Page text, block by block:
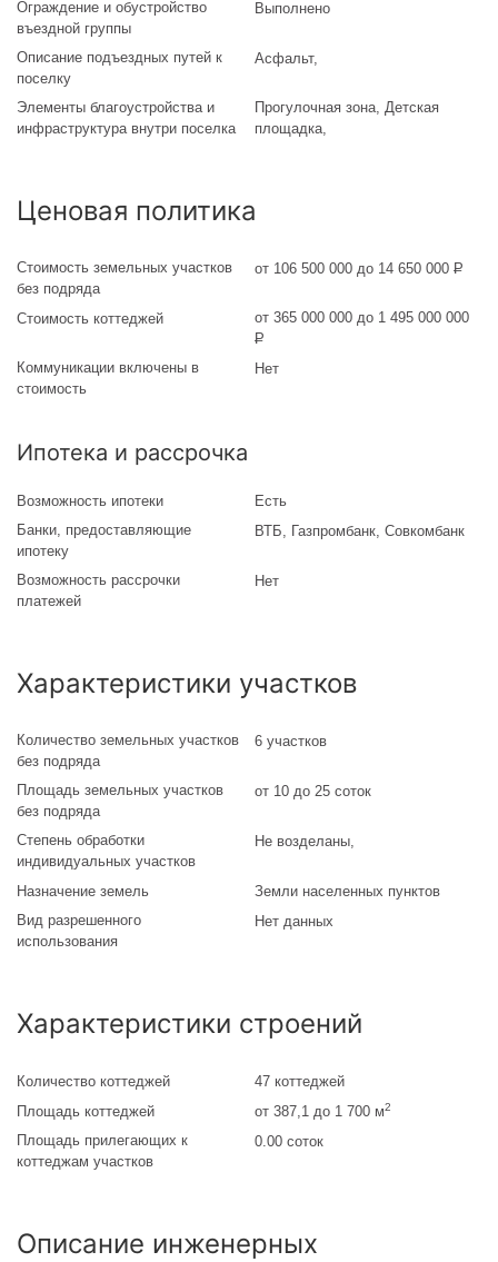
Ограждение и обустройство
въездной группы
Выполнено
Описание подъездных путей к
поселку
Асфальт,
Элементы благоустройства и
инфраструктура внутри поселка
Прогулочная зона, Детская
площадка,
Ценовая политика
Стоимость земельных участков
без подряда
от 106 500 000 до 14 650 000Р
Стоимость коттеджей
от 365 000 000 до 1 495 000 000
Р
Коммуникации включены в
стоимость
Нет
Ипотека и рассрочка
Возможность ипотеки
Есть
Банки, предоставляющие
ипотеку
ВТБ, Газпромбанк, Совкомбанк
Возможность рассрочки
платежей
Нет
Характеристики участков
Количество земельных участков
без подряда
6 участков
Площадь земельных участков
без подряда
от 10 до 25 соток
Степень обработки
индивидуальных участков
Не возделаны
Назначение земель
Земли населенных пунктов
Вид разрешенного
использования
Нет данных
Характеристики строений
Количество коттеджей
47 коттеджей
Площадь коттеджей
от 387,1 до 1 700 м2
Площадь прилегающих к
коттеджам участков
0.00 соток
Описание инженерных